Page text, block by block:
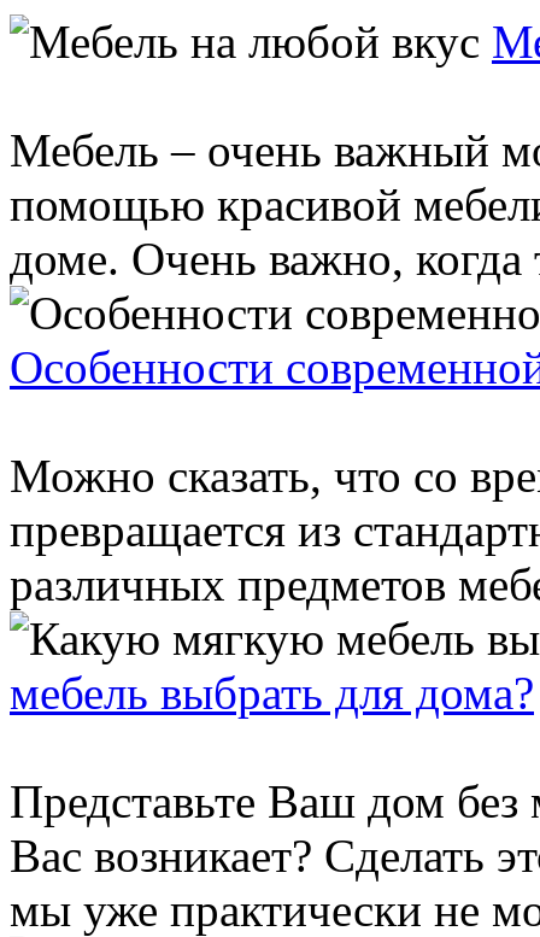
Мебель – очень важный
помощью красивой
доме. Очень важно,
Особенности
Можно сказать, что со
превращается из
различных предметов
мебель выбрать для дома?
Представьте Ваш дом без
Вас возникает? Сделать
мы уже практически не